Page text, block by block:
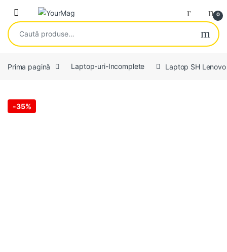
Skip to navigation
Skip to content
Open 0
Caută după:
Prima pagină Laptop-uri-Incomplete Laptop SH
-35%